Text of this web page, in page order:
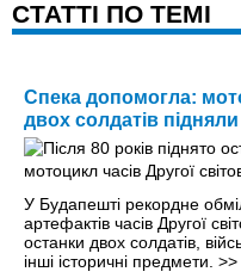
CТАТТІ ПО ТЕМІ
Спека допомогла:
двох солдатів
У Будапешті рекордне
артефактів часів Другої
останки двох солдатів,
інші історичні предмети. >>